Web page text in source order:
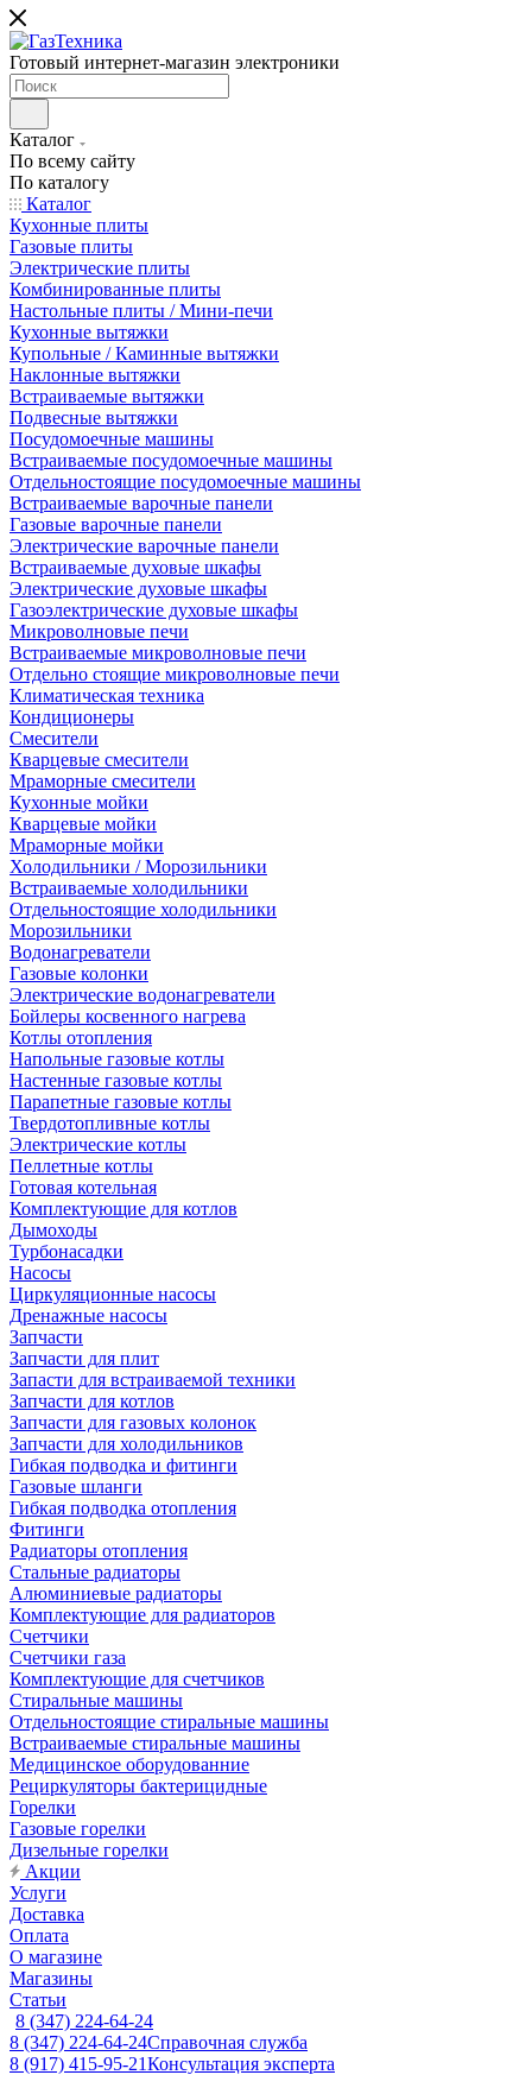
Готовый интернет-магазин электроники
Каталог
По всему сайту
По каталогу
Каталог
Кухонные плиты
Газовые плиты
Электрические плиты
Комбинированные плиты
Настольные плиты / Мини-печи
Кухонные вытяжки
Купольные / Каминные вытяжки
Наклонные вытяжки
Встраиваемые вытяжки
Подвесные вытяжки
Посудомоечные машины
Встраиваемые посудомоечные машины
Отдельностоящие посудомоечные машины
Встраиваемые варочные панели
Газовые варочные панели
Электрические варочные панели
Встраиваемые духовые шкафы
Электрические духовые шкафы
Газоэлектрические духовые шкафы
Микроволновые печи
Встраиваемые микроволновые печи
Отдельно стоящие микроволновые печи
Климатическая техника
Кондиционеры
Смесители
Кварцевые смесители
Мраморные смесители
Кухонные мойки
Кварцевые мойки
Мраморные мойки
Холодильники / Морозильники
Встраиваемые холодильники
Отдельностоящие холодильники
Морозильники
Водонагреватели
Газовые колонки
Электрические водонагреватели
Бойлеры косвенного нагрева
Котлы отопления
Напольные газовые котлы
Настенные газовые котлы
Парапетные газовые котлы
Твердотопливные котлы
Электрические котлы
Пеллетные котлы
Готовая котельная
Комплектующие для котлов
Дымоходы
Турбонасадки
Насосы
Циркуляционные насосы
Дренажные насосы
Запчасти
Запчасти для плит
Запасти для встраиваемой техники
Запчасти для котлов
Запчасти для газовых колонок
Запчасти для холодильников
Гибкая подводка и фитинги
Газовые шланги
Гибкая подводка отопления
Фитинги
Радиаторы отопления
Стальные радиаторы
Алюминиевые радиаторы
Комплектующие для радиаторов
Счетчики
Счетчики газа
Комплектующие для счетчиков
Стиральные машины
Отдельностоящие стиральные машины
Встраиваемые стиральные машины
Медицинское оборудованние
Рециркуляторы бактерицидные
Горелки
Газовые горелки
Дизельные горелки
Акции
Услуги
Доставка
Оплата
О магазине
Магазины
Статьи
8 (347) 224-64-24
8 (347) 224-64-24Справочная служба
8 (917) 415-95-21Консультация эксперта